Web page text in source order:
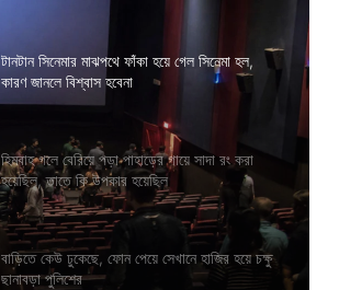
টানটান সিনেমার মাঝপথে ফাঁকা হয়ে গেল সিনেমা হল,
কারণ জানলে বিশ্বাস হবেনা
হিমবাহ গলে বেরিয়ে পড়া পাহাড়ের গায়ে সাদা রং করা
হয়েছিল, তাতে কি উপকার হয়েছিল
বাড়িতে কেউ ঢুকেছে, ফোন পেয়ে সেখানে হাজির হয়ে চক্ষু
ছানাবড়া পুলিশের